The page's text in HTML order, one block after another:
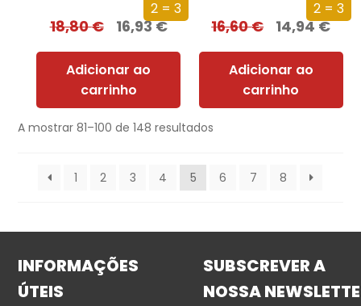
2 = 3
18,80€ 16,93€
Adicionar ao
carrinho
2 = 3
16,60€ 14,94€
Adicionar ao
carrinho
A mostrar 81–100 de 148 resultados
1 2 3 4 5 6 7 8
INFORMAÇÕES
ÚTEIS
SUBSCREVER A
NOSSA